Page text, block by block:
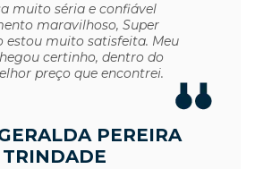
muito séria e confiável
maravilhoso, Super
estou muito satisfeita. Meu
certinho, dentro do
preço que encontrei.
PEREIRA
TRINDADE